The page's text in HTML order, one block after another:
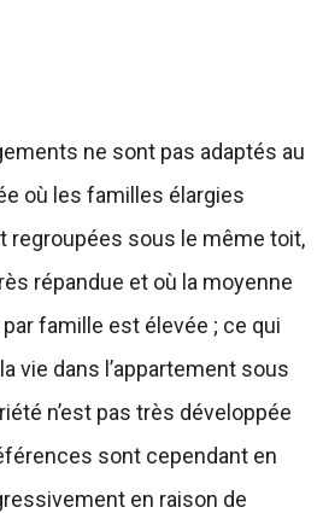
ne sont pas adaptés au
où les familles élargies
regroupées sous le même toit,
répandue et où la moyenne
famille est élevée ; ce qui
vie dans l’appartement sous
n’est pas très développée
sont cependant en
en raison de